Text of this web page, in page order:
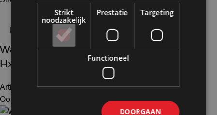
Wand aanzetstuk 20 Expopillar zwart
HxB185x20cm
Artikelnummer: 181120€98,00 Excl. BTW
Ook te huur
Strikt
noodzakelijk
Prestatie Targeting
Functioneel
DOORGAAN